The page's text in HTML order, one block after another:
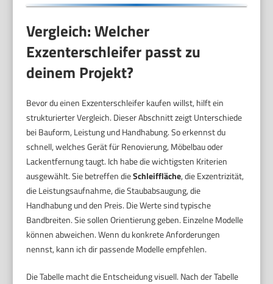
Vergleich: Welcher
Exzenterschleifer passt zu
deinem Projekt?
Bevor du einen Exzenterschleifer kaufen willst, hilft ein
strukturierter Vergleich. Dieser Abschnitt zeigt Unterschiede
bei Bauform, Leistung und Handhabung. So erkennst du
schnell, welches Gerät für Renovierung, Möbelbau oder
Lackentfernung taugt. Ich habe die wichtigsten Kriterien
ausgewählt. Sie betreffen dieSchleiffläche, die Exzentrizität,
die Leistungsaufnahme, die Staubabsaugung, die
Handhabung und den Preis. Die Werte sind typische
Bandbreiten. Sie sollen Orientierung geben. Einzelne Modelle
können abweichen. Wenn du konkrete Anforderungen
nennst, kann ich dir passende Modelle empfehlen.
Die Tabelle macht die Entscheidung visuell. Nach der Tabelle